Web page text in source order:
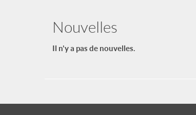
Nouvelles
Il n'y a pas de nouvelles.